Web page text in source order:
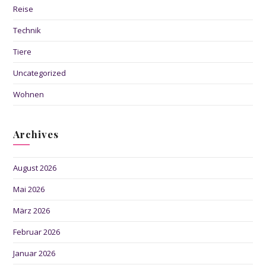
Reise
Technik
Tiere
Uncategorized
Wohnen
Archives
August 2026
Mai 2026
März 2026
Februar 2026
Januar 2026